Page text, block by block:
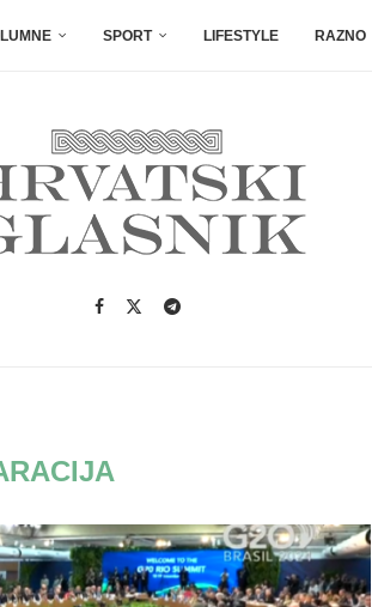
SPORT LIFESTYLE RAZNO